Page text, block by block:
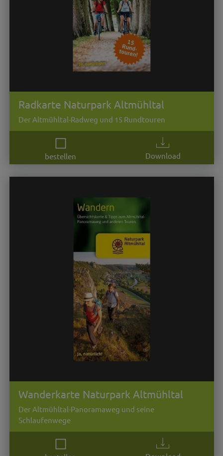
Radkarte Naturpark Altmühltal
Der Altmühltal-Radweg und 15 Rundtouren
bestellen Download
Wanderkarte Naturpark Altmühltal
Der Altmühltal-Panoramaweg und seine
Schlaufenwege